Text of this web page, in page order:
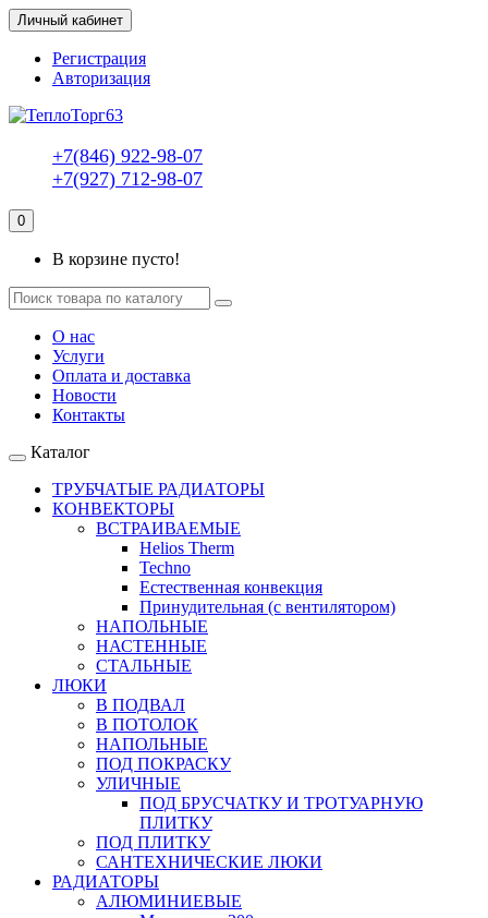
Личный кабинет
Регистрация
Авторизация
+7(846) 922-98-07
+7(927) 712-98-07
0
В корзине пусто!
О нас
Услуги
Оплата и доставка
Новости
Контакты
Каталог
ТРУБЧАТЫЕ РАДИАТОРЫ
КОНВЕКТОРЫ
ВСТРАИВАЕМЫЕ
Helios Therm
Techno
Естественная конвекция
Принудительная (с вентилятором)
НАПОЛЬНЫЕ
НАСТЕННЫЕ
СТАЛЬНЫЕ
ЛЮКИ
В ПОДВАЛ
В ПОТОЛОК
НАПОЛЬНЫЕ
ПОД ПОКРАСКУ
УЛИЧНЫЕ
ПОД БРУСЧАТКУ И ТРОТУАРНУЮ
ПЛИТКУ
ПОД ПЛИТКУ
САНТЕХНИЧЕСКИЕ ЛЮКИ
РАДИАТОРЫ
АЛЮМИНИЕВЫЕ